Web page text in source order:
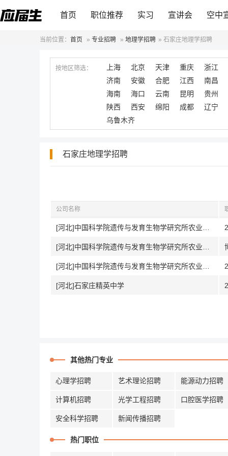
首页 职位推荐 实习 宣讲会 空中
当前位置： 首页 » 专业招聘 » 地理学招聘 » 石家庄地理学招聘
按地区筛选： 上海 北京 天津 重庆
浙江
济南
安徽 合肥 江西
南昌
海南
海口 云南 昆明
贵州
陕西
西安 绵阳 成都
辽宁
乌鲁木齐
石家庄地理学招聘
公司名称
[河北]石家庄精英中学
其他热门专业
心理学招聘 艺术理论招聘 能源动力招聘
计算机招聘 光学工程招聘 口腔医学招聘
安全科学招聘 新闻传播招聘
热门职位